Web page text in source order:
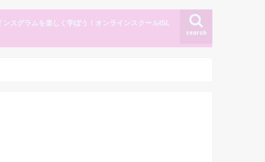
search
ンスグラムを楽しく学ぼう！オンラインスクールISL